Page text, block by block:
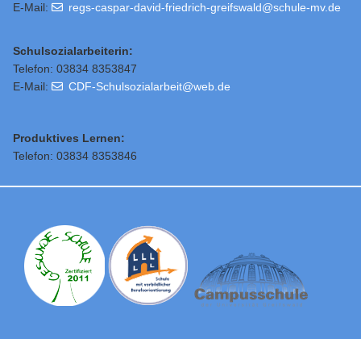
E-Mail:
regs-caspar-david-friedrich-greifswald@schule-mv.de
Schulsozialarbeiterin:
Telefon: 03834 8353847
E-Mail:
CDF-Schulsozialarbeit@web.de
Produktives Lernen:
Telefon: 03834 8353846